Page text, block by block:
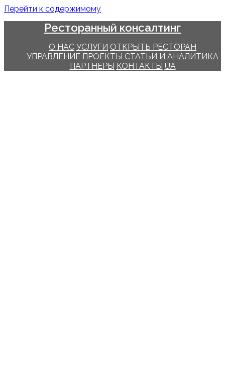
Перейти к содержимому
Ресторанный консалтинг
О НАС УСЛУГИ ОТКРЫТЬ РЕСТОРАН
УПРАВЛЕНИЕ ПРОЕКТЫ СТАТЬИ И АНАЛИТИКА
ПАРТНЕРЫ КОНТАКТЫ UA